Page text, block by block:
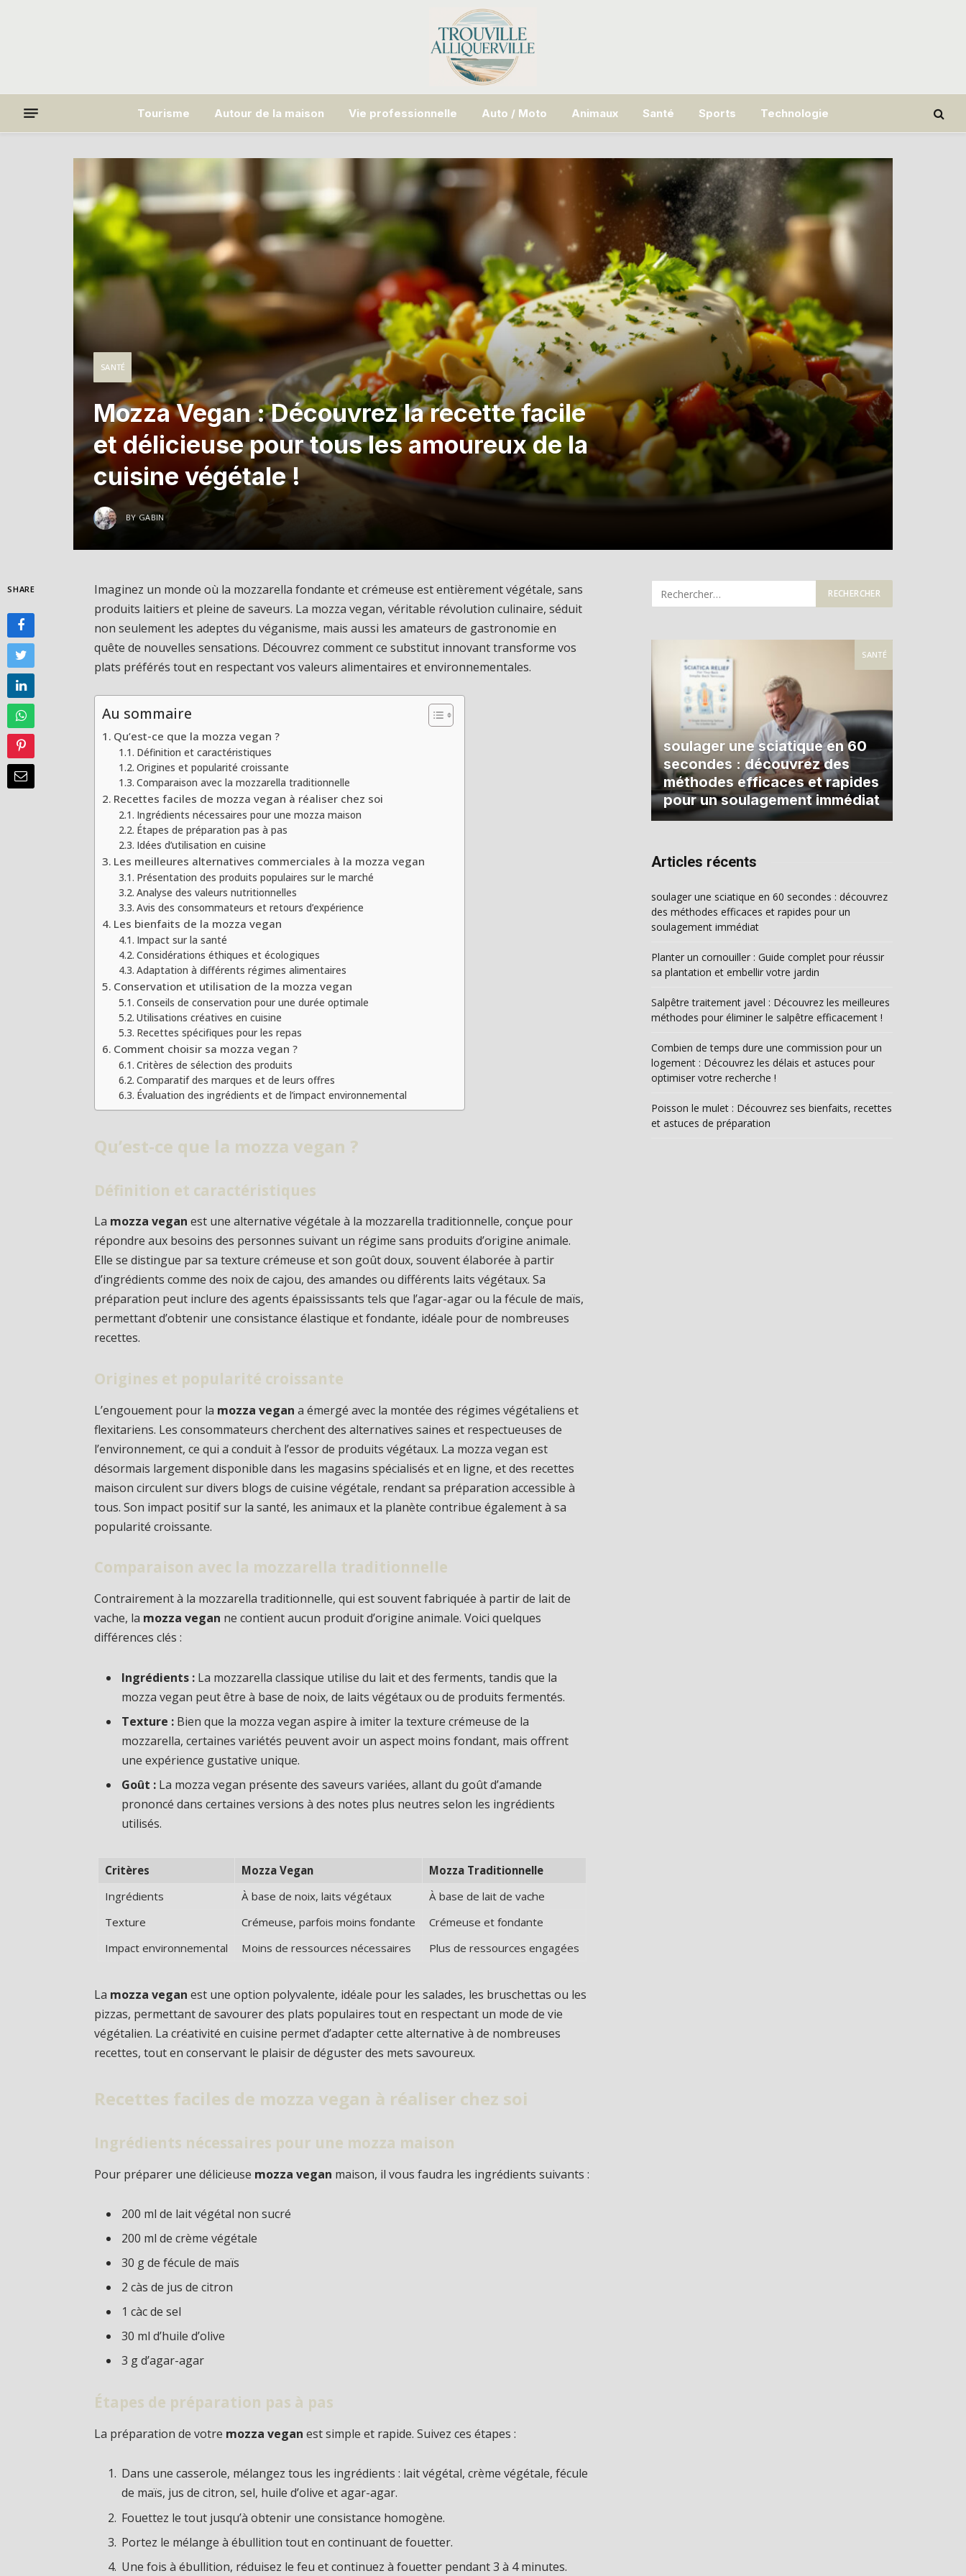
Tourisme Autour de la maison Vie professionnelle Auto / Moto Animaux Santé Sports Technologie
SANTÉ
Mozza Vegan : Découvrez la recette facile
et délicieuse pour tous les amoureux de la
cuisine végétale !
BY GABIN
SHARE
Imaginez un monde où la mozzarella fondante et crémeuse est entièrement végétale, sans
produits laitiers et pleine de saveurs. La mozza vegan, véritable révolution culinaire, séduit
non seulement les adeptes du véganisme, mais aussi les amateurs de gastronomie en
quête de nouvelles sensations. Découvrez comment ce substitut innovant transforme vos
plats préférés tout en respectant vos valeurs alimentaires et environnementales.
Au sommaire
Qu’est-ce que la mozza vegan ?
Définition et caractéristiques
Origines et popularité croissante
Comparaison avec la mozzarella traditionnelle
Recettes faciles de mozza vegan à réaliser chez soi
Ingrédients nécessaires pour une mozza maison
Étapes de préparation pas à pas
Idées d’utilisation en cuisine
Les meilleures alternatives commerciales à la mozza vegan
Présentation des produits populaires sur le marché
Analyse des valeurs nutritionnelles
Avis des consommateurs et retours d’expérience
Les bienfaits de la mozza vegan
Impact sur la santé
Considérations éthiques et écologiques
Adaptation à différents régimes alimentaires
Conservation et utilisation de la mozza vegan
Conseils de conservation pour une durée optimale
Utilisations créatives en cuisine
Recettes spécifiques pour les repas
Comment choisir sa mozza vegan ?
Critères de sélection des produits
Comparatif des marques et de leurs offres
Évaluation des ingrédients et de l’impact environnemental
Qu’est-ce que la mozza vegan ?
Définition et caractéristiques
La mozza vegan est une alternative végétale à la mozzarella traditionnelle, conçue pour
répondre aux besoins des personnes suivant un régime sans produits d’origine animale.
Elle se distingue par sa texture crémeuse et son goût doux, souvent élaborée à partir
d’ingrédients comme des noix de cajou, des amandes ou différents laits végétaux. Sa
préparation peut inclure des agents épaississants tels que l’agar-agar ou la fécule de maïs,
permettant d’obtenir une consistance élastique et fondante, idéale pour de nombreuses
recettes.
Origines et popularité croissante
L’engouement pour la mozza vegan a émergé avec la montée des régimes végétaliens et
flexitariens. Les consommateurs cherchent des alternatives saines et respectueuses de
l’environnement, ce qui a conduit à l’essor de produits végétaux. La mozza vegan est
désormais largement disponible dans les magasins spécialisés et en ligne, et des recettes
maison circulent sur divers blogs de cuisine végétale, rendant sa préparation accessible à
tous. Son impact positif sur la santé, les animaux et la planète contribue également à sa
popularité croissante.
Comparaison avec la mozzarella traditionnelle
Contrairement à la mozzarella traditionnelle, qui est souvent fabriquée à partir de lait de
vache, la mozza vegan ne contient aucun produit d’origine animale. Voici quelques
différences clés :
Ingrédients : La mozzarella classique utilise du lait et des ferments, tandis que la
mozza vegan peut être à base de noix, de laits végétaux ou de produits fermentés.
Texture : Bien que la mozza vegan aspire à imiter la texture crémeuse de la
mozzarella, certaines variétés peuvent avoir un aspect moins fondant, mais offrent
une expérience gustative unique.
Goût : La mozza vegan présente des saveurs variées, allant du goût d’amande
prononcé dans certaines versions à des notes plus neutres selon les ingrédients
utilisés.
Critères Mozza Vegan
Mozza Traditionnelle
Ingrédients
À base de noix, laits végétaux
À base de lait de vache
Texture
Crémeuse, parfois moins fondante
Crémeuse et fondante
Impact environnemental
Moins de ressources nécessaires Plus de ressources engagées
La mozza vegan est une option polyvalente, idéale pour les salades, les bruschettas ou les
pizzas, permettant de savourer des plats populaires tout en respectant un mode de vie
végétalien. La créativité en cuisine permet d’adapter cette alternative à de nombreuses
recettes, tout en conservant le plaisir de déguster des mets savoureux.
Recettes faciles de mozza vegan à réaliser chez soi
Ingrédients nécessaires pour une mozza maison
Pour préparer une délicieuse mozza vegan maison, il vous faudra les ingrédients suivants :
200 ml de lait végétal non sucré
200 ml de crème végétale
30 g de fécule de maïs
2 càs de jus de citron
1 càc de sel
30 ml d’huile d’olive
3 g d’agar-agar
Étapes de préparation pas à pas
La préparation de votre mozza vegan est simple et rapide. Suivez ces étapes :
Dans une casserole, mélangez tous les ingrédients : lait végétal, crème végétale, fécule
de maïs, jus de citron, sel, huile d’olive et agar-agar.
Fouettez le tout jusqu’à obtenir une consistance homogène.
Portez le mélange à ébullition tout en continuant de fouetter.
Une fois à ébullition, réduisez le feu et continuez à fouetter pendant 3 à 4 minutes.
SANTÉ
soulager une sciatique en 60
secondes : découvrez des
méthodes efficaces et rapides
pour un soulagement immédiat
Articles récents
soulager une sciatique en 60 secondes : découvrez
des méthodes efficaces et rapides pour un
soulagement immédiat
Planter un cornouiller : Guide complet pour réussir
sa plantation et embellir votre jardin
Salpêtre traitement javel : Découvrez les meilleures
méthodes pour éliminer le salpêtre efficacement !
Combien de temps dure une commission pour un
logement : Découvrez les délais et astuces pour
optimiser votre recherche !
Poisson le mulet : Découvrez ses bienfaits, recettes
et astuces de préparation